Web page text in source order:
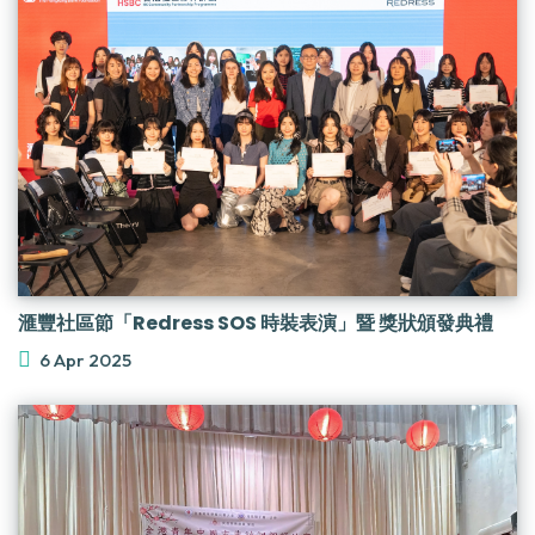
滙豐社區節「Redress SOS 時裝表演」暨 獎狀頒發典禮
6 Apr 2025